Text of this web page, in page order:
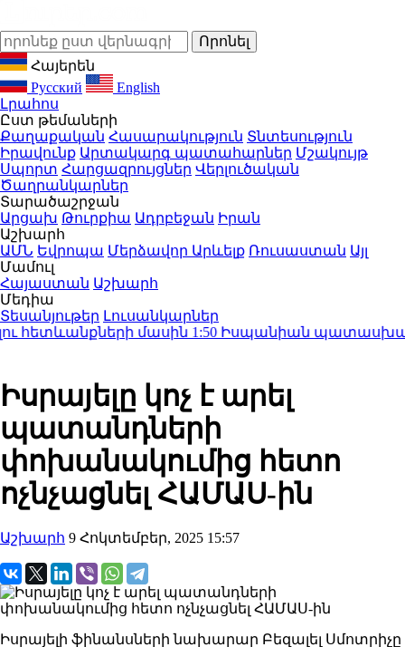
Հայերեն
Русский
English
Լրահոս
Ըստ թեմաների
Քաղաքական Հասարակություն Տնտեսություն
Իրավունք Արտակարգ պատահարներ Մշակույթ
Սպորտ Հարցազրույցներ Վերլուծական
Ծաղրանկարներ
Տարածաշրջան
Արցախ Թուրքիա Ադրբեջան Իրան
Աշխարհ
ԱՄՆ Եվրոպա Մերձավոր Արևելք Ռուսաստան Այլ
Մամուլ
Հայաստան Աշխարհ
Մեդիա
Տեսանյութեր Լուսանկարներ
հետևանքների մասին1:50 Իսպանիան պատասխան
Իսրայելը կոչ է արել
պատանդների
փոխանակումից հետո
ոչնչացնել ՀԱՄԱՍ-ին
Աշխարհ 9 Հոկտեմբեր, 2025 15:57
Իսրայելի ֆինանսների նախարար Բեզալել Սմոտրիչը